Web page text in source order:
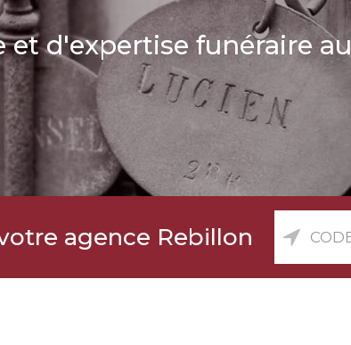
et d'expertise funéraire au
agence Rebillon